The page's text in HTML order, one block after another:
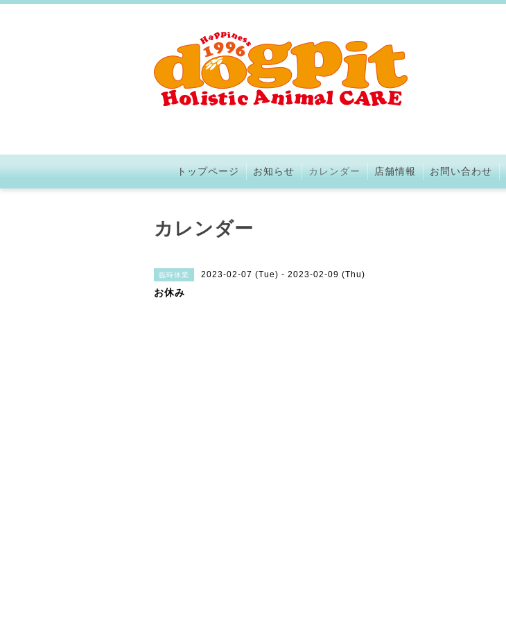
トップページ お知らせ カレンダー 店舗情報 お問い合わせ
カレンダー
臨時休業 2023-02-07 (Tue) - 2023-02-09 (Thu)
お休み